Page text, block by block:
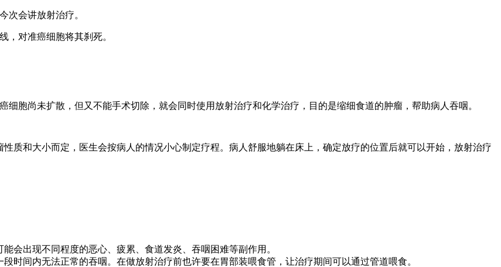
次会讲放射治疗。
，对准癌细胞将其刹死。
胞尚未扩散，但又不能手术切除，就会同时使用放射治疗和化学治疗，目的是缩细食道的肿瘤，帮助病人吞咽。
质和大小而定，医生会按病人的情况小心制定疗程。病人舒服地躺在床上，确定放疗的位置后就可以开始，放射治疗
会出现不同程度的恶心、疲累、食道发炎、吞咽困难等副作用。
时间内无法正常的吞咽。在做放射治疗前也许要在胃部装喂食管，让治疗期间可以通过管道喂食。